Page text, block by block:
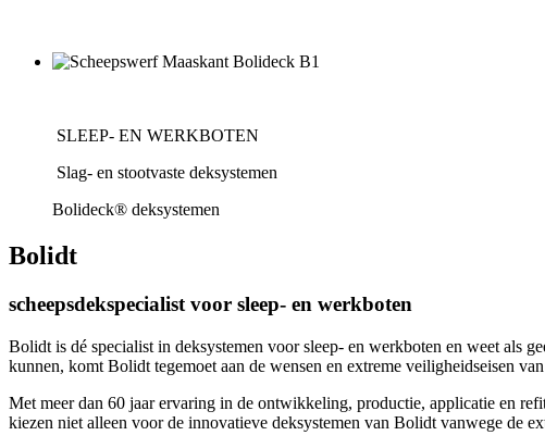
SLEEP- EN WERKBOTEN
Slag- en stootvaste deksystemen
Bolideck® deksystemen
Bolidt
scheepsdekspecialist voor sleep- en werkboten
Bolidt is dé specialist in deksystemen voor sleep- en werkboten en weet als
kunnen, komt Bolidt tegemoet aan de wensen en extreme veiligheidseisen
Met meer dan 60 jaar ervaring in de ontwikkeling, productie, applicatie en
kiezen niet alleen voor de innovatieve deksystemen van Bolidt vanwege de